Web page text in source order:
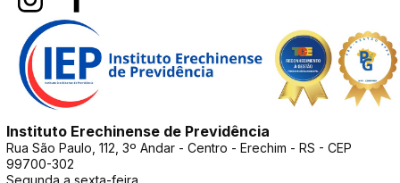
Instituto Erechinense de Previdência
Rua São Paulo, 112, 3º Andar - Centro - Erechim - RS - CEP
99700-302